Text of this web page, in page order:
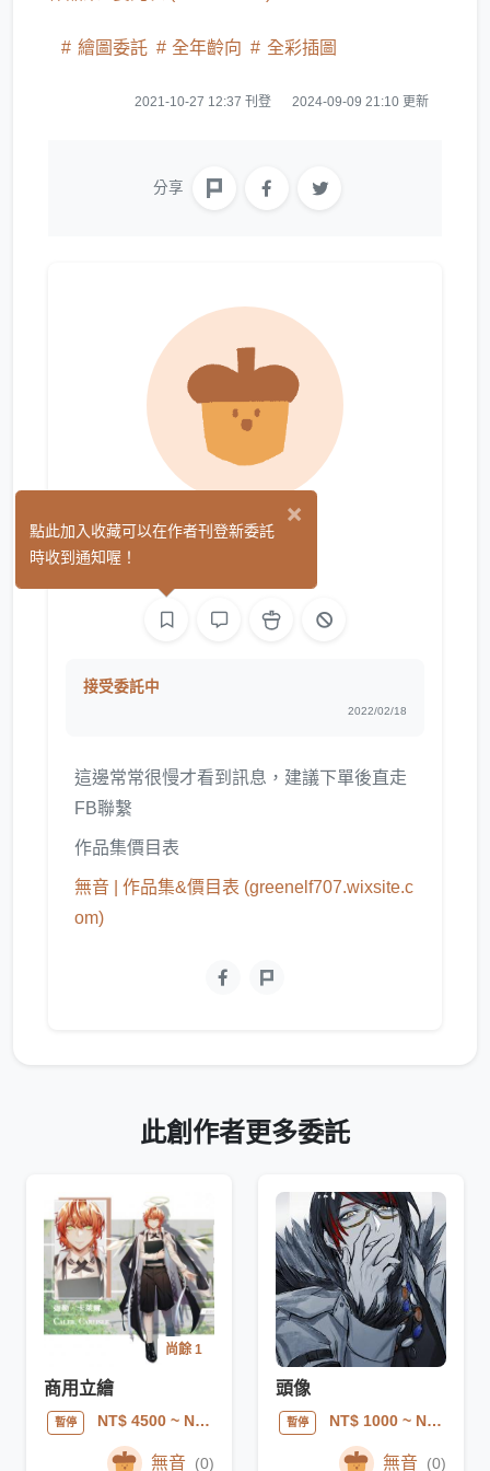
繪圖委託 全年齡向 全彩插圖
2021-10-27 12:37 刊登 2024-09-09 21:10 更新
分享
無音 (0)
接受委託中
2022/02/18
這邊常常很慢才看到訊息，建議下單後直走
FB聯繫
作品集價目表
無音 | 作品集&價目表 (greenelf707.wixsite.c
om)
此創作者更多委託
尚餘 1
商用立繪
暫停 NT$ 4500~ NT$ 15000
無音 (0)
頭像
暫停 NT$ 1000~ NT$ 2000
無音 (0)
×
點此加入收藏可以在作者刊登新委託
時收到通知喔！